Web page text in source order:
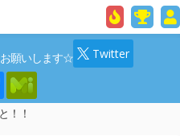
願いします☆
Twitter
！！